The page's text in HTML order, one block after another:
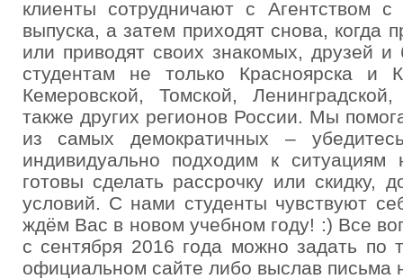
клиенты сотрудничают с Агентством
выпуска, а затем приходят снова, когда
или приводят своих знакомых, друзей и
студентам не только Красноярска и
Кемеровской, Томской,
также других регионов России. Мы
из самых демократичных –
индивидуально подходим к ситуациям
готовы сделать рассрочку или скидку,
условий. С нами студенты чувствуют
ждём Вас в новом учебном году! :) Все
с сентября 2016 года можно задать по
официальном сайте либо выслав письма